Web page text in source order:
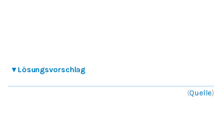
▾ Lösungsvorschlag
(Quelle)